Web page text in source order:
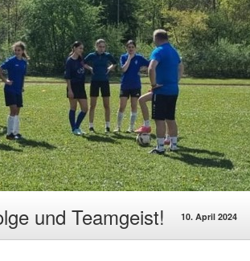
und Teamgeist! 10. April 2024